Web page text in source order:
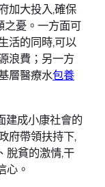
加大投入,確保
之憂。一方面可
活的同時,可以
浪費；另一方
層醫療水包養
建成小康社會的
府帶領扶持下,
脫貧的激情,干
心。